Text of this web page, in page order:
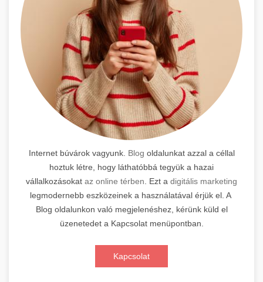
Internet búvárok vagyunk. Blog oldalunkat azzal a céllal
hoztuk létre, hogy láthatóbbá tegyük a hazai
vállalkozásokat az online térben . Ezt a digitális marketing
legmodernebb eszközeinek a használatával érjük el. A
Blog oldalunkon való megjelenéshez, kérünk küld el
üzenetedet a Kapcsolat menüpontban.
Kapcsolat